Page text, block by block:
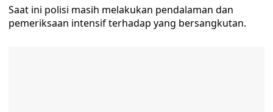
Saat ini polisi masih melakukan pendalaman dan
pemeriksaan intensif terhadap yang bersangkutan.